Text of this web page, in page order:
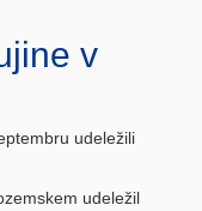
v
udeležili
udeležil